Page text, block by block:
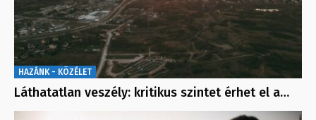
HAZÁNK - KÖZÉLET
Láthatatlan veszély: kritikus szintet érhet el a…